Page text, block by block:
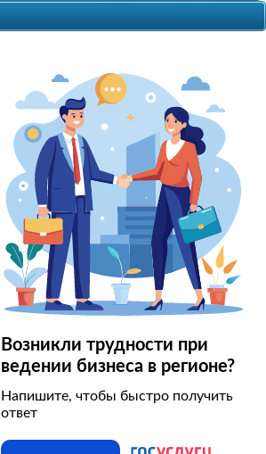
Возникли трудности при
ведении бизнеса в регионе?
Напишите, чтобы быстро получить
ответ